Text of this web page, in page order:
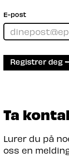
E-post
Registrer deg
Ta
Lurer du på
oss en